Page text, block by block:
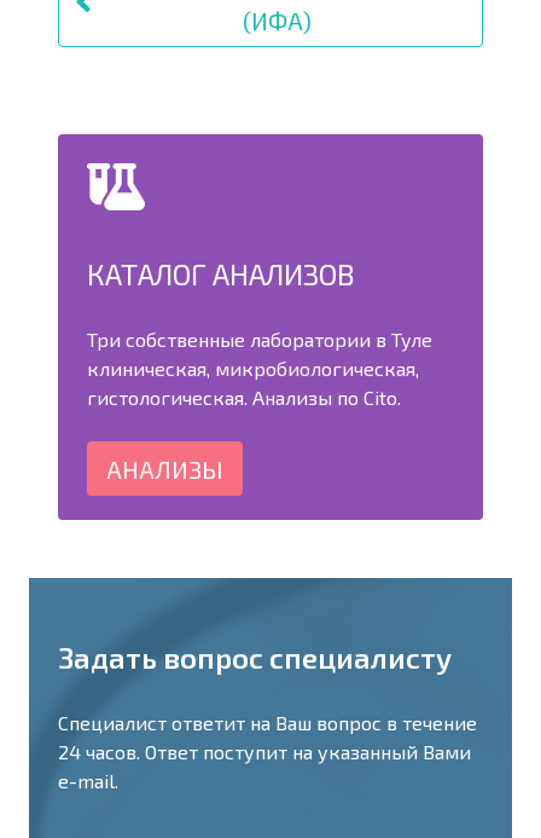
(ИФА)
КАТАЛОГ АНАЛИЗОВ
Три собственные лаборатории в Туле
клиническая, микробиологическая,
гистологическая. Анализы по Cito.
АНАЛИЗЫ
Задать вопрос специалисту
Специалист ответит на Ваш вопрос в течение
24 часов. Ответ поступит на указанный Вами
e-mail.